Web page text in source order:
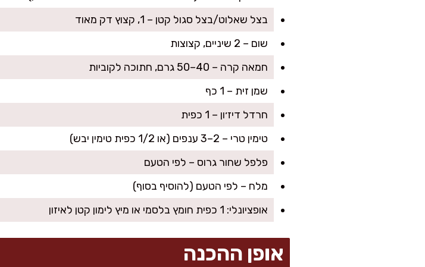
בצל שאלוט/בצל סגול קטן – 1, קצוץ דק מאוד
שום – 2 שיניים, קצוצות
חמאה קרה – 40–50 גרם, חתוכה לקוביות
שמן זית – 1 כף
חרדל דיז׳ון – 1 כפית
טימין טרי – 2–3 ענפים (או 1/2 כפית טימין יבש)
פלפל שחור גרוס – לפי הטעם
מלח – לפי הטעם (להוסיף בסוף)
אופציונלי: 1 כפית חומץ בלסמי או מיץ לימון קטן לאיזון
אופן ההכנה